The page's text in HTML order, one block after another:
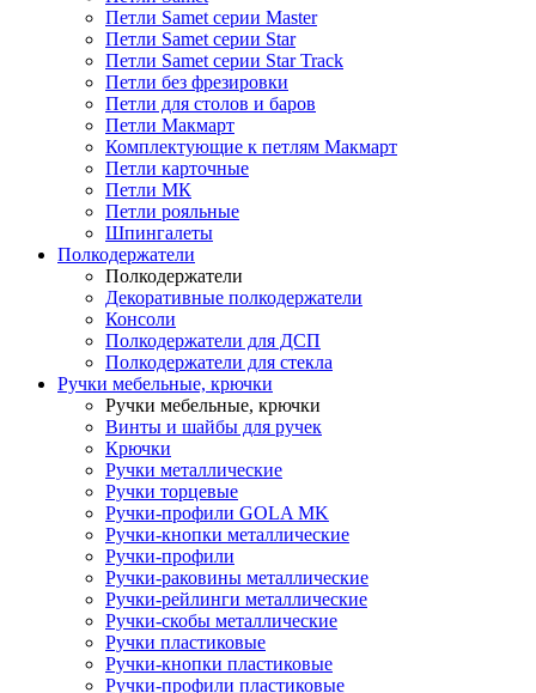
Петли Samet серии Master
Петли Samet серии Star
Петли Samet серии Star Track
Петли без фрезировки
Петли для столов и баров
Петли Макмарт
Комплектующие к петлям Макмарт
Петли карточные
Петли МК
Петли рояльные
Шпингалеты
Полкодержатели
Полкодержатели
Декоративные полкодержатели
Консоли
Полкодержатели для ДСП
Полкодержатели для стекла
Ручки мебельные, крючки
Ручки мебельные, крючки
Винты и шайбы для ручек
Крючки
Ручки металлические
Ручки торцевые
Ручки-профили GOLA MK
Ручки-кнопки металлические
Ручки-профили
Ручки-раковины металлические
Ручки-рейлинги металлические
Ручки-скобы металлические
Ручки пластиковые
Ручки-кнопки пластиковые
Ручки-профили пластиковые